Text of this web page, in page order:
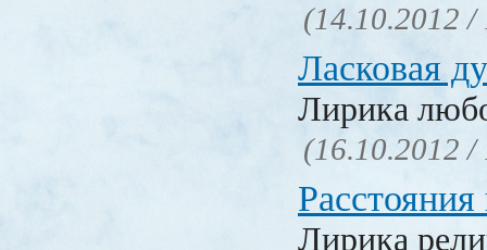
(14.10.2012 /
Ласковая
Лирика
(16.10.2012 /
Лирика